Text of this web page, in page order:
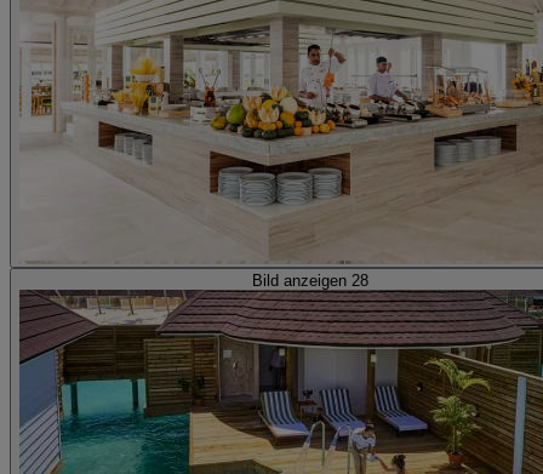
Bild anzeigen 28